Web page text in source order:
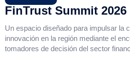
FinTrust Summit 2026
Un espacio diseñado para impulsar la
innovación en la región mediante el
tomadores de decisión del sector